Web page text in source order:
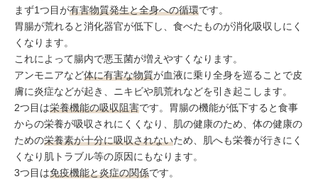
まず1つ目が有害物質発生と全身への循環です。
胃腸が荒れると消化器官が低下し、食べたものが消化吸収しにく
くなります。
これによって腸内で悪玉菌が増えやすくなります。
アンモニアなど体に有害な物質が血液に乗り全身を巡ることで皮
膚に炎症などが起き、ニキビや肌荒れなどを引き起こします。
2つ目は栄養機能の吸収阻害です。胃腸の機能が低下すると食事
からの栄養が吸収されにくくなり、肌の健康のため、体の健康の
ための栄養素が十分に吸収されないため、肌へも栄養が行きにく
くなり肌トラブル等の原因にもなります。
3つ目は免疫機能と炎症の関係です。